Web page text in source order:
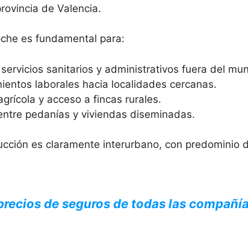
de Valencia.
es fundamental para:
sanitarios y administrativos fuera del
laborales hacia localidades cercanas.
y acceso a fincas rurales.
pedanías y viviendas diseminadas.
es claramente interurbano, con predominio
de seguros de todas las